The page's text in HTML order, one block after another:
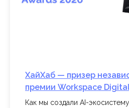
ХайХаб — призер
премии Workspace
Как мы создали AI-
новости ХайХаба!
Пишем только о самом
и интересном — без спама
только о ХайХабе.